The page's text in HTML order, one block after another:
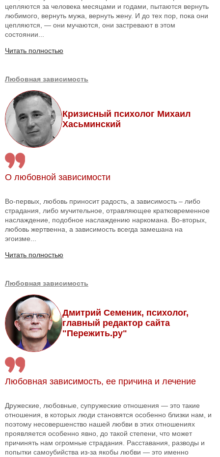
цепляются за человека месяцами и годами, пытаются вернуть
любимого, вернуть мужа, вернуть жену. И до тех пор, пока они
цепляются, — они мучаются, они застревают в этом
состоянии...
Читать полностью
Любовная зависимость
Кризисный психолог Михаил
Хасьминский
О любовной зависимости
Во-первых, любовь приносит радость, а зависимость – либо
страдания, либо мучительное, отравляющее кратковременное
наслаждение, подобное наслаждению наркомана. Во-вторых,
любовь жертвенна, а зависимость всегда замешана на
эгоизме...
Читать полностью
Любовная зависимость
Дмитрий Семеник, психолог,
главный редактор сайта
"Пережить.ру"
Любовная зависимость, ее причина и лечение
Дружеские, любовные, супружеские отношения — это такие
отношения, в которых люди становятся особенно близки нам, и
поэтому несовершенство нашей любви в этих отношениях
проявляется особенно явно, до такой степени, что может
причинять нам огромные страдания. Расставания, разводы и
попытки самоубийства из-за якобы любви — это именно